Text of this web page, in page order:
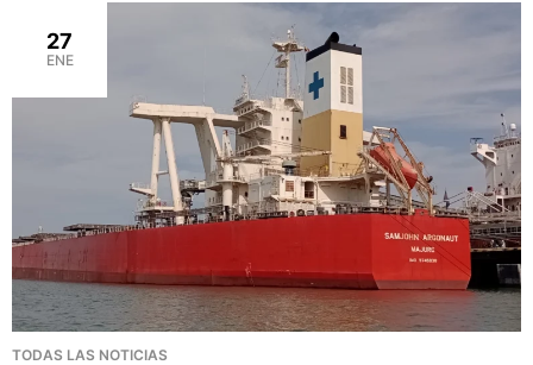
27
ENE
TODAS LAS NOTICIAS